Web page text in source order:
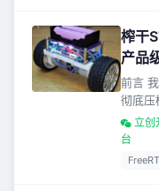
无法全
是如何
榨干
产品
前言 我
彻底压
165的
的 稳
能+
立创
台